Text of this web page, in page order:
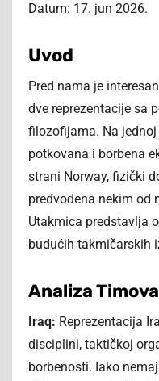
Datum: 17. jun 2026.
Uvod
Pred nama je
dve reprezentacije sa
filozofijama. Na
potkovana i borbena
strani Norway, fizički
predvođena nekim od
Utakmica predstavlja
budućih takmičarskih
Analiza Timova
Iraq: Reprezentacija
disciplini, taktičkoj
borbenosti. Iako